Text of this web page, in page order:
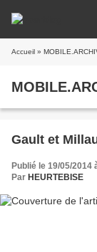
Accueil »
Gault et
Publié le 19/05/2014
Par HEURTEBISE